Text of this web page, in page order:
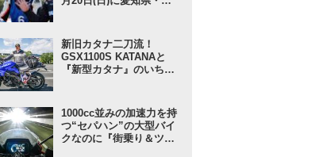
のバイク！ のイベントニ
ュース】
新旧カタナ二刀流！
GSX1100S KATANAと
『新型カタナ』のいちば
スズキ乗り突撃インタビ
ュー】
1000cc並みの加速力を持
つ“セパハン”の大型バイ
クなのに『街乗り＆ツー